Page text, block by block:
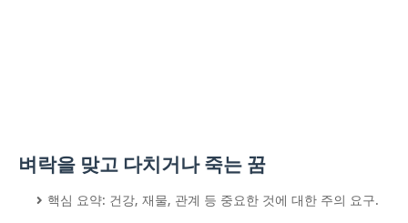
벼락을 맞고 다치거나 죽는 꿈
핵심 요약: 건강, 재물, 관계 등 중요한 것에 대한 주의 요구.